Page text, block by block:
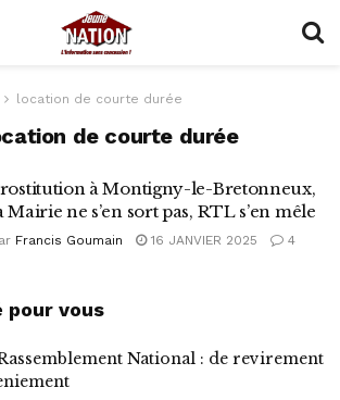
location de courte durée
de courte durée
à Montigny-le-Bretonneux,
Mairie ne s’en sort pas, RTL s’en mêle
Francis Goumain 16 JANVIER 2025 4
pour vous
National : de revirement